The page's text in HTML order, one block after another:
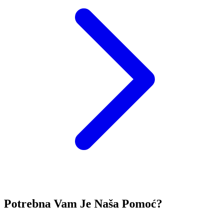
Potrebna Vam Je Naša Pomoć?